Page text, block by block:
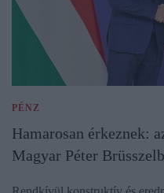
PÉNZ
Hamarosan érkeznek:
Magyar Péter